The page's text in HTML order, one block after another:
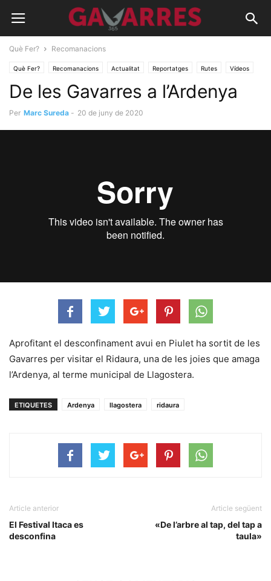
Què Fer? Recomanacions
Què Fer? Recomanacions Actualitat Reportatges Rutes Vídeos
De les Gavarres a l’Ardenya
Per Marc Sureda - 20 de juny de 2020
Aprofitant el desconfinament avui en Piulet ha sortit de les
Gavarres per visitar el Ridaura, una de les joies que amaga
l’Ardenya, al terme municipal de Llagostera.
ETIQUETES Ardenya llagostera ridaura
Article anterior
El Festival Itaca es
desconfina
Article següent
«De l’arbre al tap, del tap a
taula»